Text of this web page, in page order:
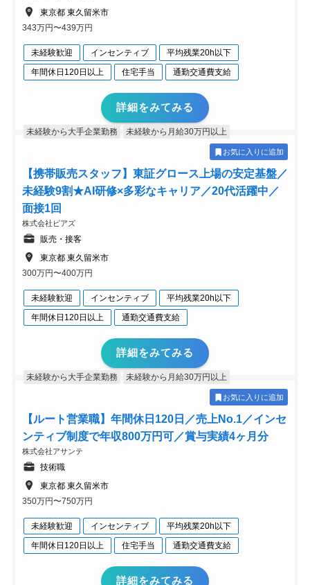
東京都 東久留米市
343万円〜439万円
未経験歓迎 インセンティブ
平均残業20h以下
年間休日120日以上
住宅手当 通勤交通費支給
詳細をみてみる
未経験から大手企業勤務 未経験から月給30万円以上
お気に入りに追加
【携帯販売スタッフ】東証グロース上場の安定基盤／
未経験9割★AI研修×多彩なキャリア／20代活躍中／
面接1回
株式会社ピアズ
販売・接客
東京都 東久留米市
300万円〜400万円
未経験歓迎 インセンティブ
平均残業20h以下
年間休日120日以上
通勤交通費支給
詳細をみてみる
未経験から大手企業勤務 未経験から月給30万円以上
お気に入りに追加
【ルート営業職】年間休日120日／売上No.1／インセ
ンティブ制度で年収800万円可／賞与実績4ヶ月分
株式会社アサンテ
技術職
東京都 東久留米市
350万円〜750万円
未経験歓迎 インセンティブ
平均残業20h以下
年間休日120日以上
住宅手当 通勤交通費支給
詳細をみてみる